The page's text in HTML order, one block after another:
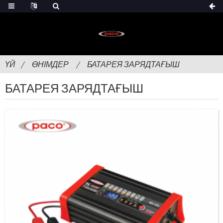
ҮЙ ӨНІМДЕР БАТАРЕЯ ЗАРЯДТАҒЫШ
БАТАРЕЯ ЗАРЯДТАҒЫШ